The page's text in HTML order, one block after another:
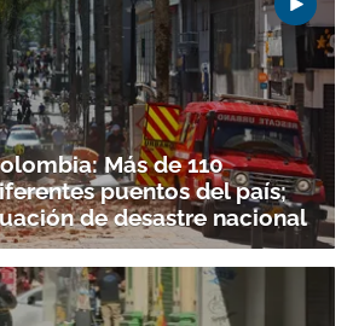
Más de 110
puentos del país;
de desastre nacional